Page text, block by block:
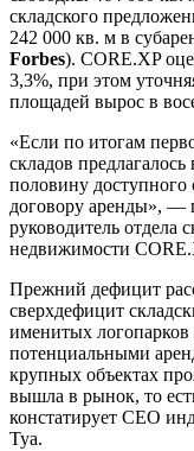
складского
242 000 кв. м в
Forbes). CORE.XP
3,3%, при этом
площадей вырос в
«Если по итогам
складов
половину
договору аренды», —
руководитель отдела
недвижимости
Прежний дефицит
сверхдефицит
именитых
потенциальными
крупных объектах
вышла в рынок, то
констатирует CEO
Туа.